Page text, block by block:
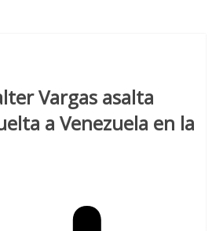
Vargas asalta
a Venezuela en la